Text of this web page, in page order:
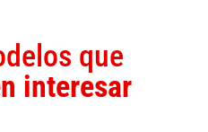
que
interesar